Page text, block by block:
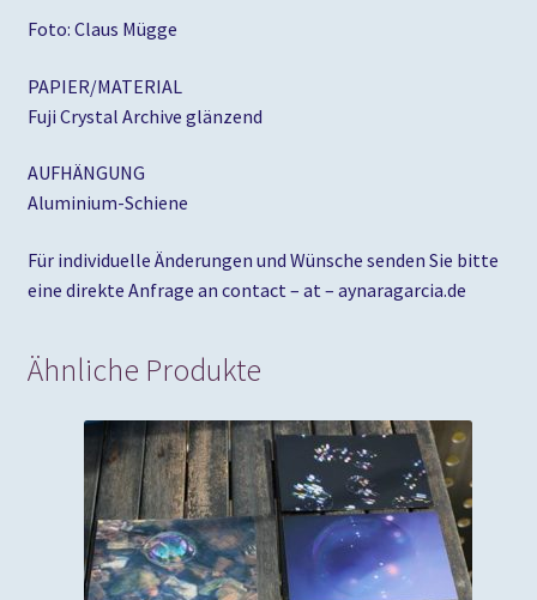
Foto: Claus Mügge
PAPIER/MATERIAL
Fuji Crystal Archive glänzend
AUFHÄNGUNG
Aluminium-Schiene
Für individuelle Änderungen und Wünsche senden Sie bitte
eine direkte Anfrage an contact – at – aynaragarcia.de
Ähnliche Produkte